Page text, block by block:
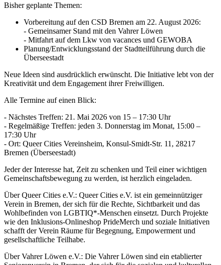
Bisher geplante Themen:
Vorbereitung auf den CSD Bremen am 22. August 2026:
- Gemeinsamer Stand mit den Vahrer Löwen
- Mitfahrt auf dem Lkw von vacances und GEWOBA
Planung/Entwicklungsstand der Stadtteilführung durch die
Überseestadt
Neue Ideen sind ausdrücklich erwünscht. Die Initiative lebt von der
Kreativität und dem Engagement ihrer Freiwilligen.
Alle Termine auf einen Blick:
- Nächstes Treffen: 21. Mai 2026 von 15 – 17:30 Uhr
- Regelmäßige Treffen: jeden 3. Donnerstag im Monat, 15:00 –
17:30 Uhr
- Ort: Queer Cities Vereinsheim, Konsul-Smidt-Str. 11, 28217
Bremen (Überseestadt)
Jeder der Interesse hat, Zeit zu schenken und Teil einer wichtigen
Gemeinschaftsbewegung zu werden, ist herzlich eingeladen.
Über Queer Cities e.V.: Queer Cities e.V. ist ein gemeinnütziger
Verein in Bremen, der sich für die Rechte, Sichtbarkeit und das
Wohlbefinden von LGBTIQ*-Menschen einsetzt. Durch Projekte
wie den Inklusions-Onlineshop PrideMerch und soziale Initiativen
schafft der Verein Räume für Begegnung, Empowerment und
gesellschaftliche Teilhabe.
Über Vahrer Löwen e.V.: Die Vahrer Löwen sind ein etablierter